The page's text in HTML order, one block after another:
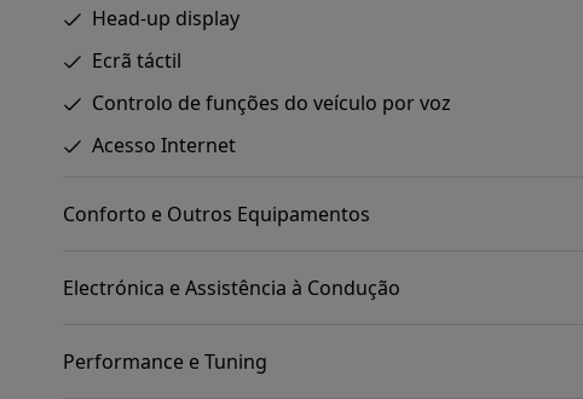
Head-up display
Ecrã táctil
Controlo de funções do veículo por voz
Acesso Internet
Conforto e Outros Equipamentos
Electrónica e Assistência à Condução
Performance e Tuning